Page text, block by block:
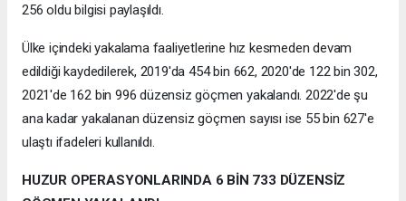
256 oldu bilgisi paylaşıldı.
Ülke içindeki yakalama faaliyetlerine hız kesmeden devam
edildiği kaydedilerek, 2019'da 454 bin 662, 2020'de 122 bin 302,
2021'de 162 bin 996 düzensiz göçmen yakalandı. 2022'de şu
ana kadar yakalanan düzensiz göçmen sayısı ise 55 bin 627'e
ulaştı ifadeleri kullanıldı.
HUZUR OPERASYONLARINDA 6 BİN 733 DÜZENSİZ